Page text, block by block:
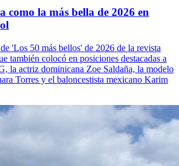
como la más bella de 2026 en
'Los 50 más bellos' de 2026 de la revista
también colocó en posiciones destacadas a
la actriz dominicana Zoe Saldaña, la modelo
Torres y el baloncestista mexicano Karim